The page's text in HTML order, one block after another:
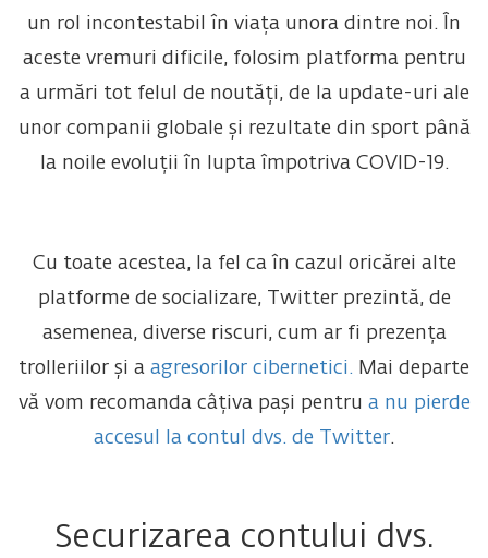
un rol incontestabil în viața unora dintre noi. În
aceste vremuri dificile, folosim platforma pentru
a urmări tot felul de noutăți, de la update-uri ale
unor companii globale și rezultate din sport până
la noile evoluții în lupta împotriva COVID-19.
Cu toate acestea, la fel ca în cazul oricărei alte
platforme de socializare, Twitter prezintă, de
asemenea, diverse riscuri, cum ar fi prezența
trolleriilor și a agresorilor cibernetici. Mai departe
vă vom recomanda câțiva pași pentru a nu pierde
accesul la contul dvs. de Twitter.
Securizarea contului dvs.